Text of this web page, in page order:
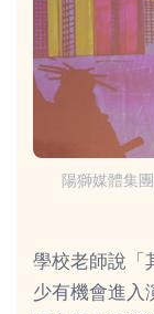
陽獅媒體集
學校老師說「
少有機會進入